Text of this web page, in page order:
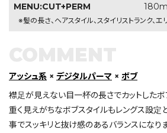
MENU:CUT+PERM
※髪の長さ、ヘアスタイル、スタイリストランク、
アッシュ系 × デジタルパーマ × ボブ
襟足が見えない目一杯の長さでカットしたボ
重く見えがちなボブスタイルもレングス設定
事でスッキリと抜け感のあるバランスになり